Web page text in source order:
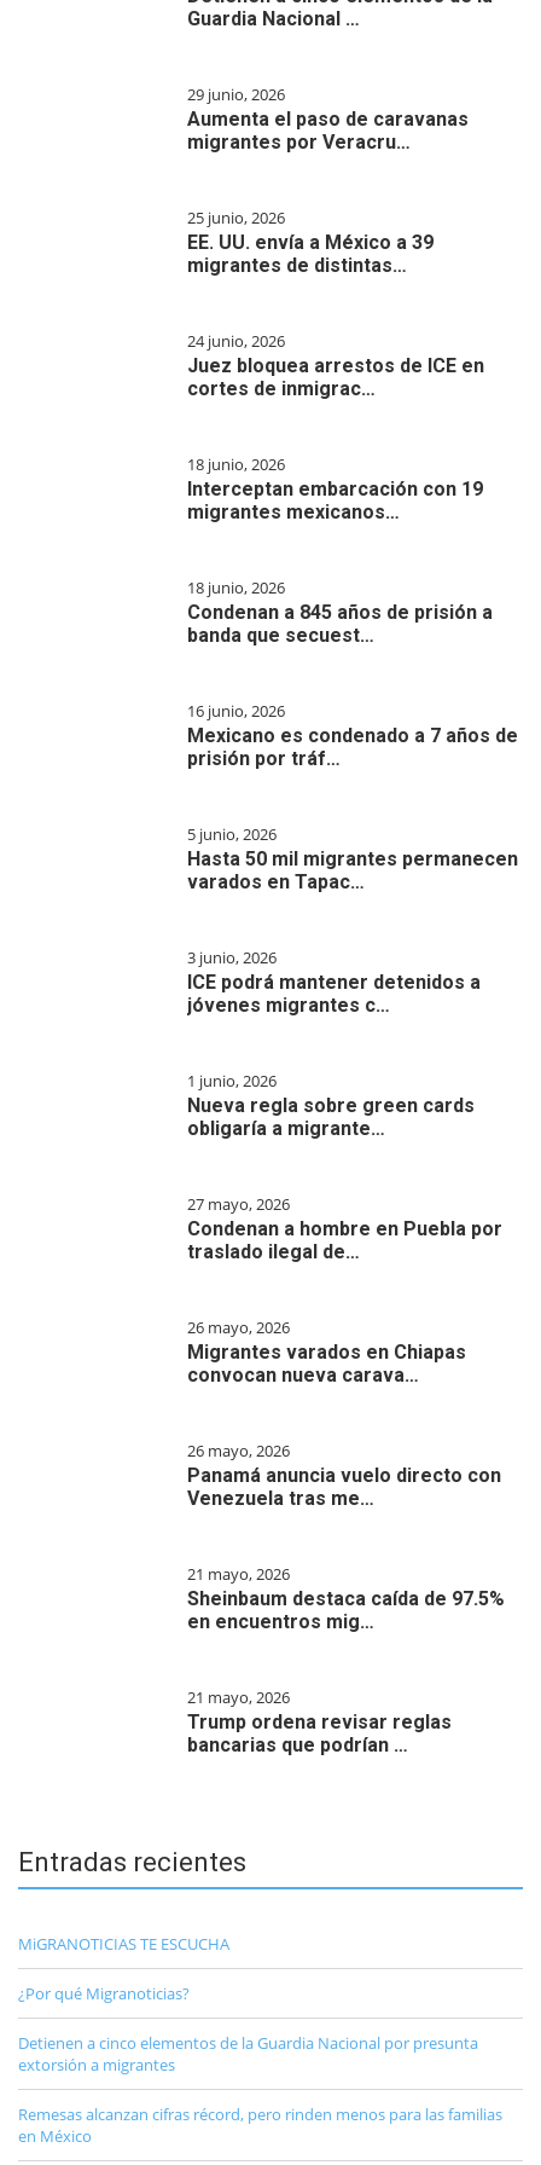
Guardia Nacional …
29 junio, 2026
Aumenta el paso de caravanas
migrantes por Veracru…
25 junio, 2026
EE. UU. envía a México a 39
migrantes de distintas…
24 junio, 2026
Juez bloquea arrestos de ICE en
cortes de inmigrac…
18 junio, 2026
Interceptan embarcación con 19
migrantes mexicanos…
18 junio, 2026
Condenan a 845 años de prisión a
banda que secuest…
16 junio, 2026
Mexicano es condenado a 7 años de
prisión por tráf…
5 junio, 2026
Hasta 50 mil migrantes permanecen
varados en Tapac…
3 junio, 2026
ICE podrá mantener detenidos a
jóvenes migrantes c…
1 junio, 2026
Nueva regla sobre green cards
obligaría a migrante…
27 mayo, 2026
Condenan a hombre en Puebla por
traslado ilegal de…
26 mayo, 2026
Migrantes varados en Chiapas
convocan nueva carava…
26 mayo, 2026
Panamá anuncia vuelo directo con
Venezuela tras me…
21 mayo, 2026
Sheinbaum destaca caída de 97.5%
en encuentros mig…
21 mayo, 2026
Trump ordena revisar reglas
bancarias que podrían …
Entradas recientes
MiGRANOTICIAS TE ESCUCHA
¿Por qué Migranoticias?
Detienen a cinco elementos de la Guardia Nacional por presunta
extorsión a migrantes
Remesas alcanzan cifras récord, pero rinden menos para las familias
en México